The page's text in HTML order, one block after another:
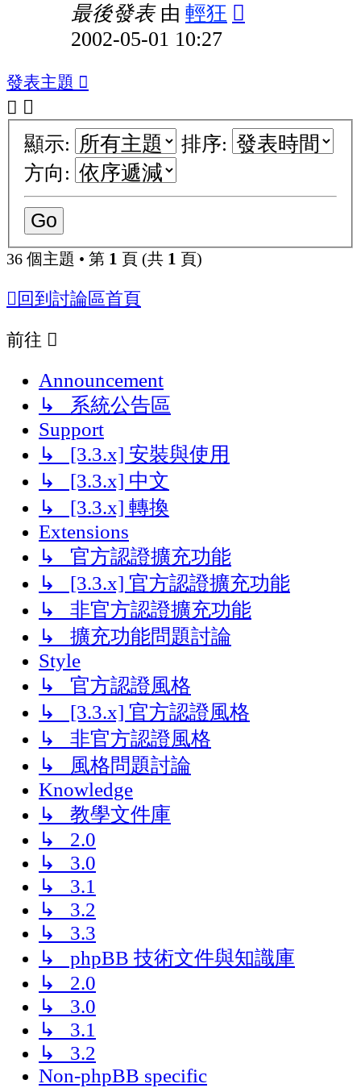
最後發表 由 輕狂
2002-05-01 10:27
發表主題
顯示:
排序:
方向:
36 個主題 • 第 1 頁 (共 1 頁)
回到討論區首頁
前往
Announcement
↳ 系統公告區
Support
↳ [3.3.x] 安裝與使用
↳ [3.3.x] 中文
↳ [3.3.x] 轉換
Extensions
↳ 官方認證擴充功能
↳ [3.3.x] 官方認證擴充功能
↳ 非官方認證擴充功能
↳ 擴充功能問題討論
Style
↳ 官方認證風格
↳ [3.3.x] 官方認證風格
↳ 非官方認證風格
↳ 風格問題討論
Knowledge
↳ 教學文件庫
↳ 2.0
↳ 3.0
↳ 3.1
↳ 3.2
↳ 3.3
↳ phpBB 技術文件與知識庫
↳ 2.0
↳ 3.0
↳ 3.1
↳ 3.2
Non-phpBB specific